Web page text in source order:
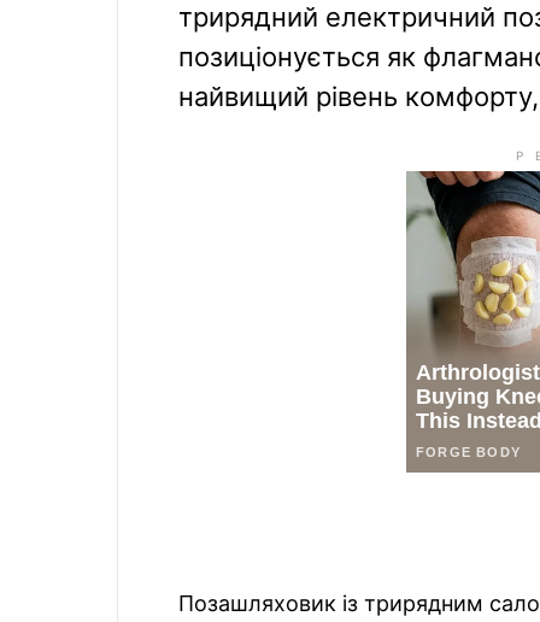
трирядний електричний
позиціонується як
найвищий рівень
Позашляховик із трирядним